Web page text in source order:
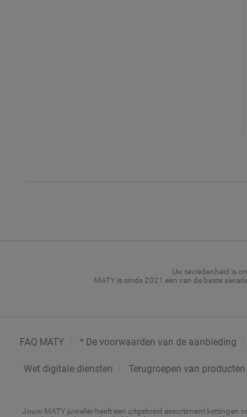
TOPAZE(S) (13)
Uw tevredenheid is
MATY is sinds 2021 een van de beste
FAQ MATY * De voorwaarden van de aanbieding
Wet digitale diensten Terugroepen van producten
Jouw MATY juwelier heeft een uitgebreid assortiment kettingen